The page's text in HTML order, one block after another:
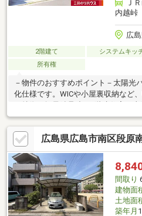
Ｊ
内越峠
広
2階建て システムキッ
所有権
－物件のおすすめポイント－太陽光
化仕様です。WICや小屋裏収納など
7.833kW、売電単価30円／1kWh、
帖、一体利用できる和室約4.5帖が
ン、床下収納・勝手口付・キッチン
置し、家事動線に配慮・主寝室は約
広々とした南向きバルコニー・駐車
る)▼周辺環境・山根第二公園 徒歩8
広島県広島市南区段原
間取り
建物面
土地面
築年月